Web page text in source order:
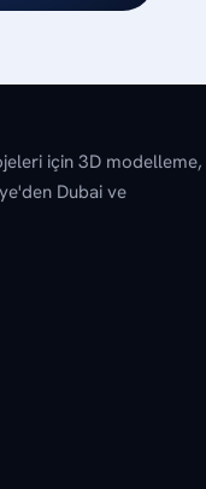
için 3D modelleme,
Dubai ve